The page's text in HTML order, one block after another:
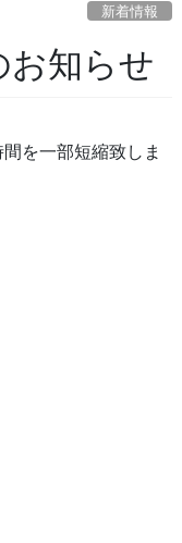
新着情報
お知らせ
を一部短縮致しま